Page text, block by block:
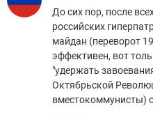
До сих пор, после
российских
майдан (переворот
эффективен, вот
"удержать
Октябрьской
вместокоммунисты)